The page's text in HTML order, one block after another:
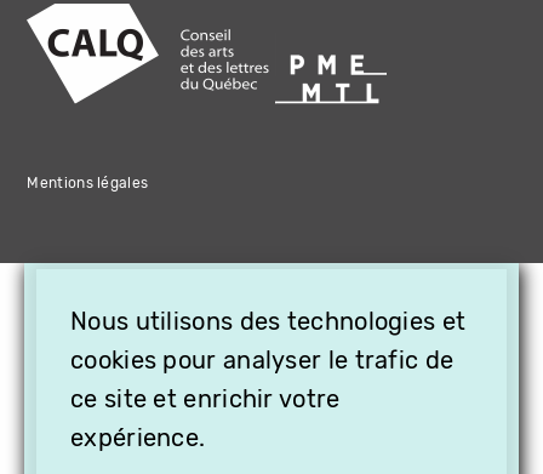
Mentions légales
Nous utilisons des technologies et
cookies pour analyser le trafic de
ce site et enrichir votre
expérience.
OFFREZ LA VIDÉO EN
CADEAU, ABONNEZ VOS
PROCHES À VITHÈQUE !